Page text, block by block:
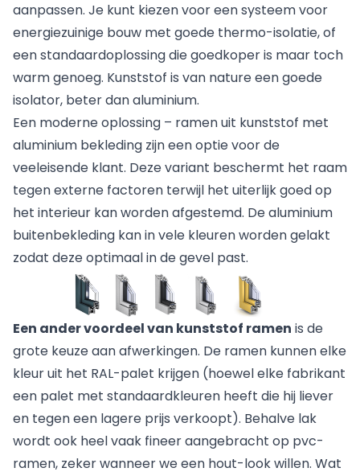
aanpassen. Je kunt kiezen voor een systeem voor
energiezuinige bouw met goede thermo-isolatie, of
een standaardoplossing die goedkoper is maar toch
warm genoeg. Kunststof is van nature een goede
isolator, beter dan aluminium.
Een moderne oplossing – ramen uit kunststof met
aluminium bekleding zijn een optie voor de
veeleisende klant. Deze variant beschermt het raam
tegen externe factoren terwijl het uiterlijk goed op
het interieur kan worden afgestemd. De aluminium
buitenbekleding kan in vele kleuren worden gelakt
zodat deze optimaal in de gevel past.
Een ander voordeel van kunststof ramen is de
grote keuze aan afwerkingen. De ramen kunnen elke
kleur uit het RAL-palet krijgen (hoewel elke fabrikant
een palet met standaardkleuren heeft die hij liever
en tegen een lagere prijs verkoopt). Behalve lak
wordt ook heel vaak fineer aangebracht op pvc-
ramen, zeker wanneer we een hout-look willen. Wat